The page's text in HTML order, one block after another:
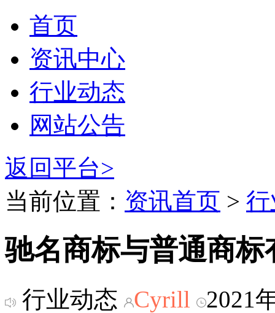
首页
资讯中心
行业动态
网站公告
返回平台>
当前位置： 资讯首页 >
驰名商标与普通商标
行业动态 Cyrill
2021